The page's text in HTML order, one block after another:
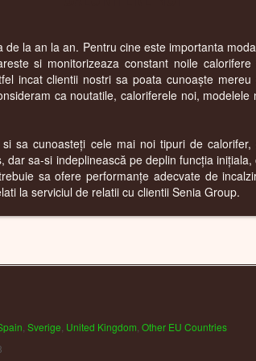
la an la an. Pentru cine este importanta
si monitorizeaza constant noile
incat clientii nostri sa poata cunoaște
ca noutatile, caloriferele noi,
sa cunoasteți cele mai noi tipuri de
sa-si indeplinească pe deplin funcția
sa ofere performanțe adecvate de
la serviciul de relatii cu clientii Senia Group.
Sverige United Kingdom Other EU Countries